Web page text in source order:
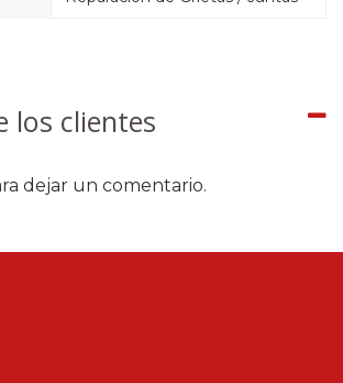
los clientes
dejar un comentario.